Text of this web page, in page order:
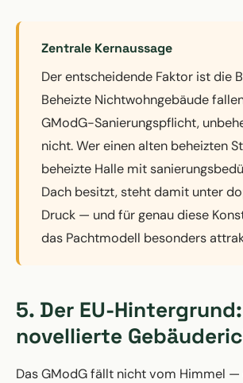
Zentrale Kernaussage
Der entscheidende Faktor ist die
Beheizte Nichtwohngebäude
GModG-Sanierungspflicht,
nicht. Wer einen alten beheizten
beheizte Halle mit
Dach besitzt, steht damit unter
Druck — und für genau diese
das Pachtmodell besonders
5. Der EU-
novellierte
Das GModG fällt nicht vom Himmel —